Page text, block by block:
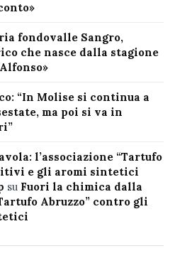
fondovalle Sangro,
che nasce dalla stagione
“In Molise si continua a
ma poi si va in
l’associazione “Tartufo
e gli aromi sintetici
su Fuori la chimica dalla
Abruzzo” contro gli